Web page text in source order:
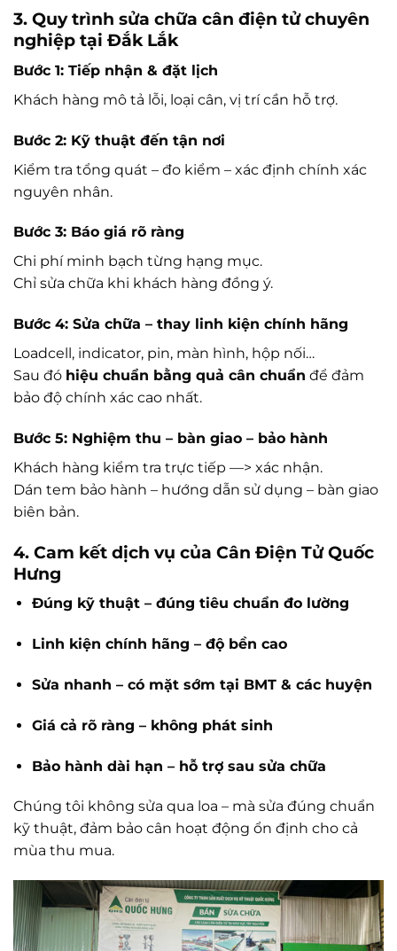
3. Quy trình sửa chữa cân điện tử chuyên
nghiệp tại Đắk Lắk
Bước 1: Tiếp nhận & đặt lịch
Khách hàng mô tả lỗi, loại cân, vị trí cần hỗ trợ.
Bước 2: Kỹ thuật đến tận nơi
Kiểm tra tổng quát – đo kiểm – xác định chính xác
nguyên nhân.
Bước 3: Báo giá rõ ràng
Chi phí minh bạch từng hạng mục.
Chỉ sửa chữa khi khách hàng đồng ý.
Bước 4: Sửa chữa – thay linh kiện chính hãng
Loadcell, indicator, pin, màn hình, hộp nối…
Sau đó hiệu chuẩn bằng quả cân chuẩn để đảm
bảo độ chính xác cao nhất.
Bước 5: Nghiệm thu – bàn giao – bảo hành
Khách hàng kiểm tra trực tiếp —> xác nhận.
Dán tem bảo hành – hướng dẫn sử dụng – bàn giao
biên bản.
4. Cam kết dịch vụ của Cân Điện Tử Quốc
Hưng
Đúng kỹ thuật – đúng tiêu chuẩn đo lường
Linh kiện chính hãng – độ bền cao
Sửa nhanh – có mặt sớm tại BMT & các huyện
Giá cả rõ ràng – không phát sinh
Bảo hành dài hạn – hỗ trợ sau sửa chữa
Chúng tôi không sửa qua loa – mà sửa đúng chuẩn
kỹ thuật, đảm bảo cân hoạt động ổn định cho cả
mùa thu mua.